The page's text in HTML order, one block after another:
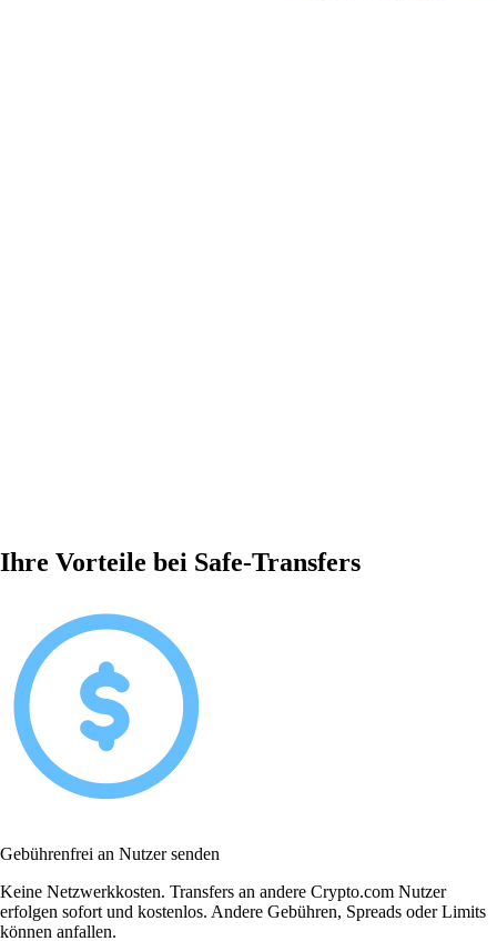
Ihre Vorteile bei Safe-Transfers
Gebührenfrei an Nutzer senden
Keine Netzwerkkosten. Transfers an andere Crypto.com Nutzer
erfolgen sofort und kostenlos. Andere Gebühren, Spreads oder Limits
können anfallen.